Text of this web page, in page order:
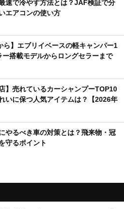
速で冷やす方法とは？JAF検証で分
エアコンの使い方
ら】エブリイベースの軽キャンパー1
ー搭載モデルからロングセラーまで
】売れているカーシャンプーTOP10
いに保つ人気アイテムは？【2026年
やるべき車の対策とは？飛来物・冠
守るポイント